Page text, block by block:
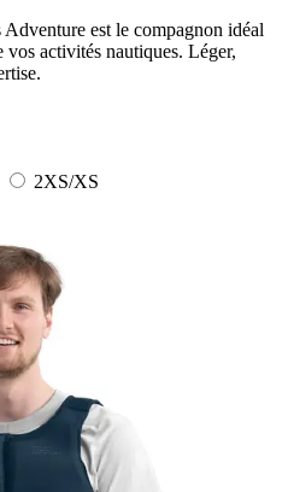
est le compagnon idéal
activités nautiques. Léger,
2XS/XS